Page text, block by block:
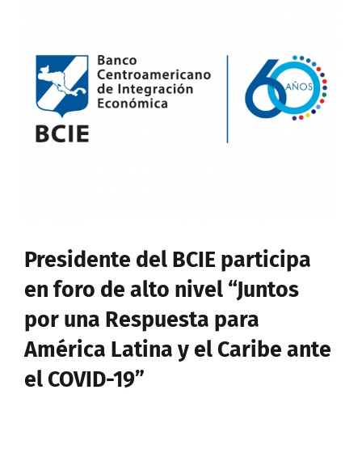
grande
Presidente del BCIE participa
en foro de alto nivel “Juntos
por una Respuesta para
América Latina y el Caribe ante
el COVID-19”